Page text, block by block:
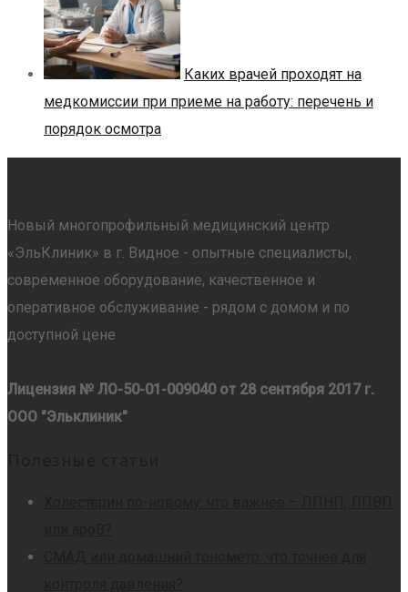
Каких врачей проходят на
медкомиссии при приеме на работу: перечень и
порядок осмотра
Новый многопрофильный медицинский центр
«ЭльКлиник» в г. Видное - опытные специалисты,
современное оборудование, качественное и
оперативное обслуживание - рядом с домом и по
доступной цене
Лицензия № ЛО-50-01-009040 от 28 сентября 2017 г.
ООО "Эльклиник"